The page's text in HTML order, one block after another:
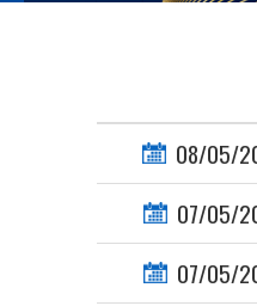
08/05/
07/05/
07/05/